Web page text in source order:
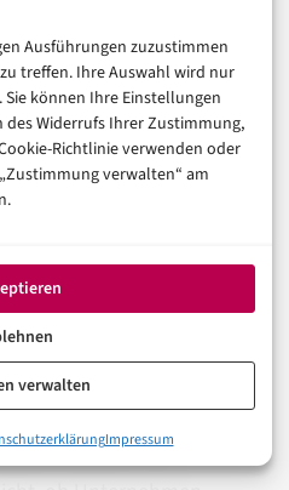
Ausführungen zuzustimmen
treffen. Ihre Auswahl wird nur
können Ihre Einstellungen
Widerrufs Ihrer Zustimmung,
Richtlinie verwenden oder
verwalten“ am
verwalten
Impressum
mehr, sondern
die auf eine
setzen, spielen ein
ist kein Papiertiger. Sie ist
ist erheblich, und die
ihre Prüfroutinen
bislang dokumentierte
kommen. Die
bedeutet